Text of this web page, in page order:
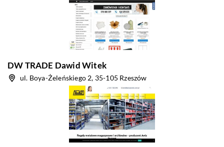
DW TRADE Dawid Witek
ul. Boya-Żeleńskiego 2, 35-105 Rzeszów